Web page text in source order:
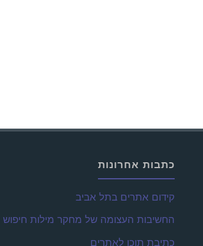
כתבות אחרונות
קידום אתרים בתל אביב
החשיבות העצומה של מחקר מילות חיפוש
כתיבת תוכן לאתרים